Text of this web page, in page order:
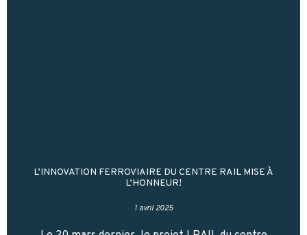
L’INNOVATION FERROVIAIRE DU CENTRE RAIL MISE À
L’HONNEUR!
1 avril 2025